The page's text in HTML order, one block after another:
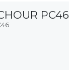
PC46